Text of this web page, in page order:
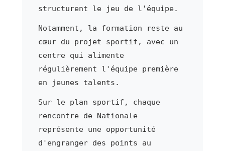
structurent le jeu de l'équipe.
Notamment, la formation reste au
cœur du projet sportif, avec un
centre qui alimente
régulièrement l'équipe première
en jeunes talents.
Sur le plan sportif, chaque
rencontre de Nationale
représente une opportunité
d'engranger des points au